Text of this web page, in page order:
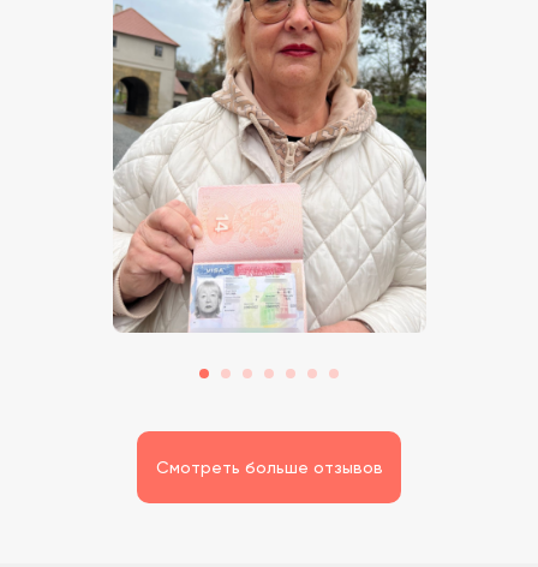
Смотреть больше отзывов